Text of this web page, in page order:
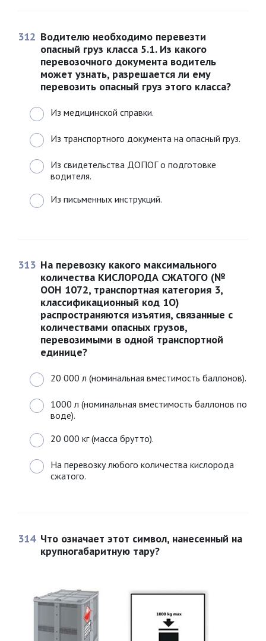
312 Водителю необходимо перевезти
опасный груз класса 5.1. Из какого
перевозочного документа водитель
может узнать, разрешается ли ему
перевозить опасный груз этого класса?
Из медицинской справки.
Из транспортного документа на опасный груз.
Из свидетельства ДОПОГ о подготовке
водителя.
Из письменных инструкций.
313 На перевозку какого максимального
количества КИСЛОРОДА СЖАТОГО (№
ООН 1072, транспортная категория 3,
классификационный код 1О)
распространяются изъятия, связанные с
количествами опасных грузов,
перевозимыми в одной транспортной
единице?
20 000 л (номинальная вместимость баллонов).
1000 л (номинальная вместимость баллонов по
воде).
20 000 кг (масса брутто).
На перевозку любого количества кислорода
сжатого.
314 Что означает этот символ, нанесенный на
крупногабаритную тару?